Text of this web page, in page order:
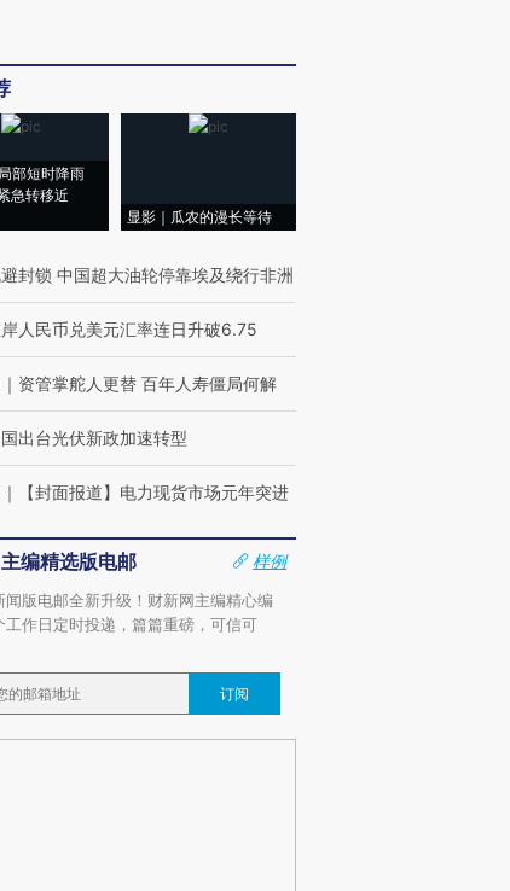
部短时降雨
急转移近
显影｜瓜农的漫长等待
封锁 中国超大油轮停靠埃及绕行非洲
人民币兑美元汇率连日升破6.75
｜ 资管掌舵人更替 百年人寿僵局何解
出台光伏新政加速转型
｜ 【封面报道】电力现货市场元年突进
编精选版电邮
样例
闻版电邮全新升级！财新网主编精心编
工作日定时投递，篇篇重磅，可信可
订阅